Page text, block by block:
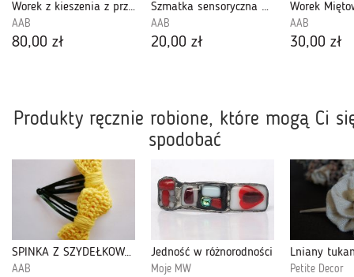
Worek z kieszenia z przodu Kolorowe zebry
AAB
80,00 zł
Szmatka sensoryczna Samochody Retro (412983)
AAB
20,00 zł
AAB
30,00 zł
Produkty ręcznie robione, które mogą Ci
spodobać
SPINKA Z SZYDEŁKOWĄ KOKARDĄ
AAB
Jedność w różnorodności
Moje MW
Lniany
Petite Decor